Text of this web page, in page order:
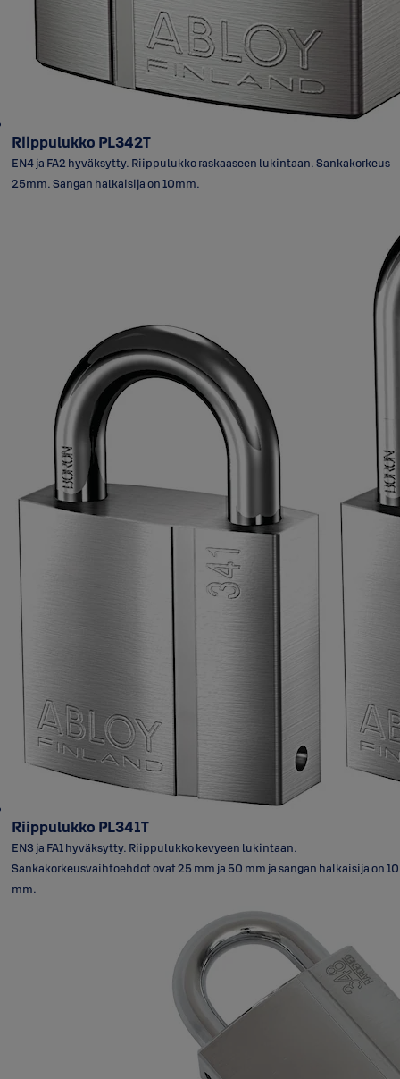
Riippulukko PL342T
EN4 ja FA2 hyväksytty. Riippulukko raskaaseen lukintaan. Sankakorkeus
25mm. Sangan halkaisija on 10mm.
Riippulukko PL341T
EN3 ja FA1 hyväksytty. Riippulukko kevyeen lukintaan.
Sankakorkeusvaihtoehdot ovat 25 mm ja 50 mm ja sangan halkaisija on 10
mm.